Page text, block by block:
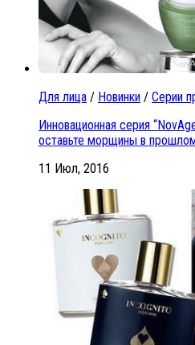
Для лица / Новинки / Серии
Инновационная серия
оставьте морщины в
11 Июл, 2016